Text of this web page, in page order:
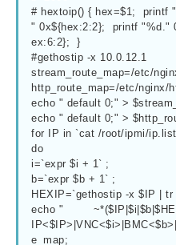
# hextoip() { hex=$1;  printf
" 0x${hex:2:2};  printf "%d."
ex:6:2};  }
#gethostip -x 10.0.12.1
stream_route_map=/etc/
http_route_map=/etc/nginx/
echo " default 0;" >
echo " default 0;" >
for IP in `cat /root/ipmi/ip.list
do
i=`expr $i + 1` ;
b=`expr $b + 1` ;
HEXIP=`gethostip -x $IP | tr
echo "	   ~*($IP|$i|$b|$HEXIP)$
e_map;